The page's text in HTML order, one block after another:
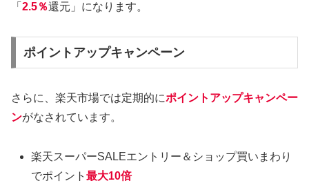
「 2.5％還元」になります。
ポイントアップキャンペーン
さらに、楽天市場では定期的にポイントアップキャンペー
ンがなされています。
楽天スーパーSALEエントリー＆ショップ買いまわり
でポイント最大10倍